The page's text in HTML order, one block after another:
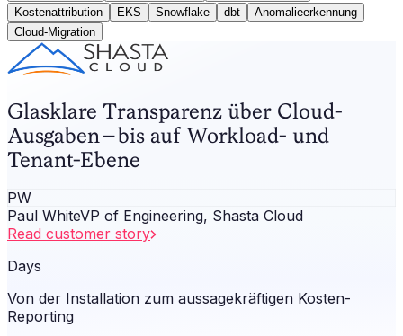
Kostenattribution
EKS Snowflake dbt
Anomalieerkennung
Cloud-Migration
Glasklare Transparenz über Cloud-
Ausgaben – bis auf Workload- und
Tenant-Ebene
PW
Paul WhiteVP of Engineering, Shasta Cloud
Read customer story
Days
Von der Installation zum aussagekräftigen Kosten-
Reporting